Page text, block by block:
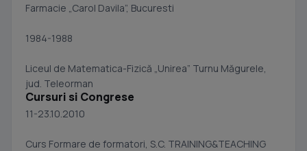
Farmacie „Carol Davila”, Bucuresti
1984-1988
Liceul de Matematica-Fizică „Unirea” Turnu Măgurele,
jud. Teleorman
Cursuri si Congrese
11-23.10.2010
Curs Formare de formatori, S.C. TRAINING&TEACHING